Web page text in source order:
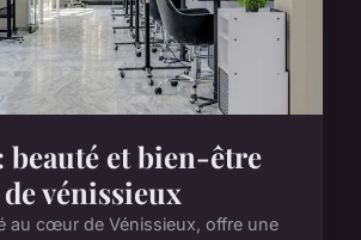
beauté et bien-être
vénissieux
au cœur de Vénissieux, offre une